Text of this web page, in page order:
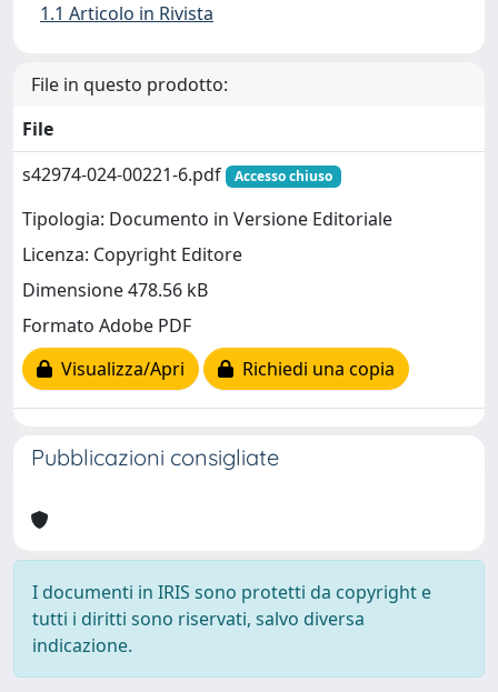
1.1 Articolo in Rivista
File in questo prodotto:
File
s42974-024-00221-6.pdf
Accesso chiuso
Tipologia: Documento in Versione Editoriale
Licenza: Copyright Editore
Dimensione 478.56 kB
Formato Adobe PDF
Visualizza/Apri
Richiedi una copia
Pubblicazioni consigliate
I documenti in IRIS sono protetti da copyright e
tutti i diritti sono riservati, salvo diversa
indicazione.